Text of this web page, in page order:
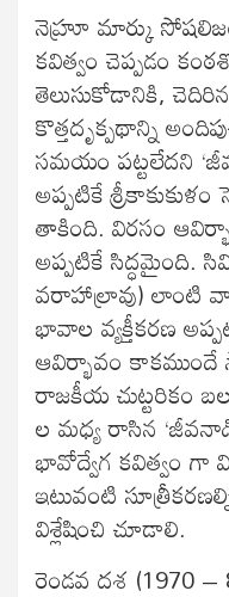
నెహ్రూ మార్కు
కవిత్వం చెప్పడం
తెలుసుకోడానికి,
కొత్తదృక్పథాన్ని
సమయం పట్టలేదని
అప్పటికే
తాకింది. విరసం
అప్పటికే సిద్ధమైంది.
వరాహాల్రావు) లాంటి
భావాల వ్యక్తీకరణ
ఆవిర్భావం
రాజకీయ చుట్టరికం
ల మధ్య రాసిన
భావోద్వేగ కవిత్వం గా
ఇటువంటి
విశ్లేషించి చూడాలి.
రెండవ దశ (1970 –